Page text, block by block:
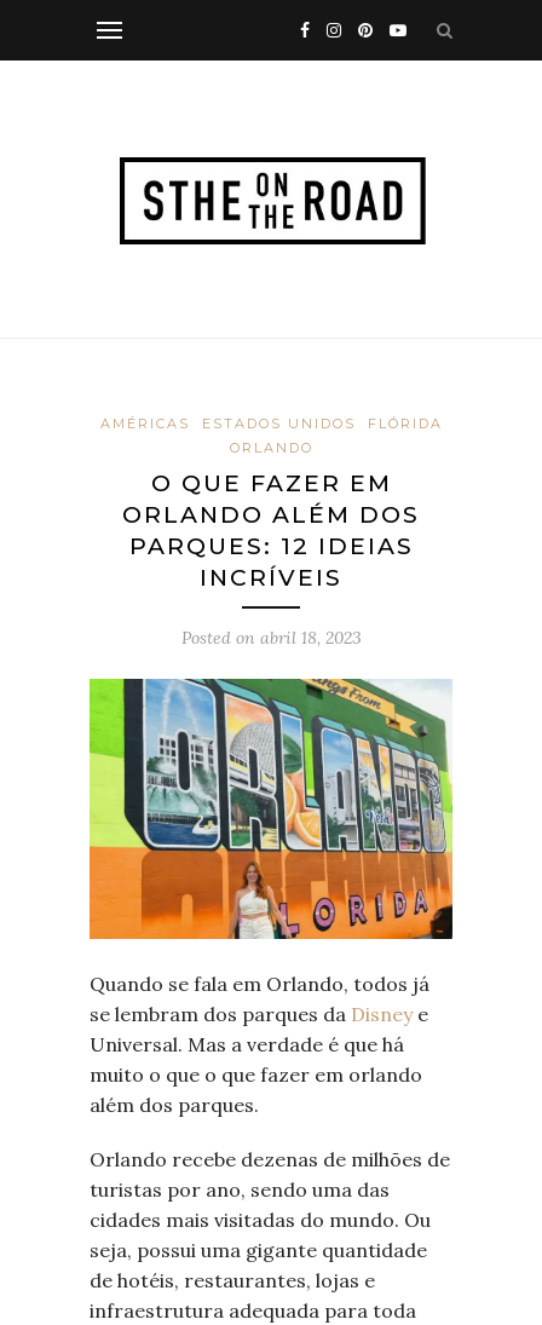
AMÉRICAS ESTADOS UNIDOS
FLÓRIDA
ORLANDO
O QUE FAZER EM
ORLANDO ALÉM DOS
PARQUES: 12 IDEIAS
INCRÍVEIS
Posted on abril 18, 2023
Quando se fala em Orlando, todos já
se lembram dos parques da Disneye
Universal. Mas a verdade é que há
muito o que o que fazer em orlando
além dos parques.
Orlando recebe dezenas de milhões de
turistas por ano, sendo uma das
cidades mais visitadas do mundo. Ou
seja, possui uma gigante quantidade
de hotéis, restaurantes, lojas e
infraestrutura adequada para toda